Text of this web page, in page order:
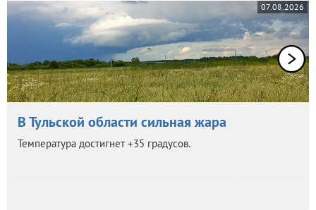
07.08.2026
В Тульской области сильная жара
Температура достигнет +35 градусов.